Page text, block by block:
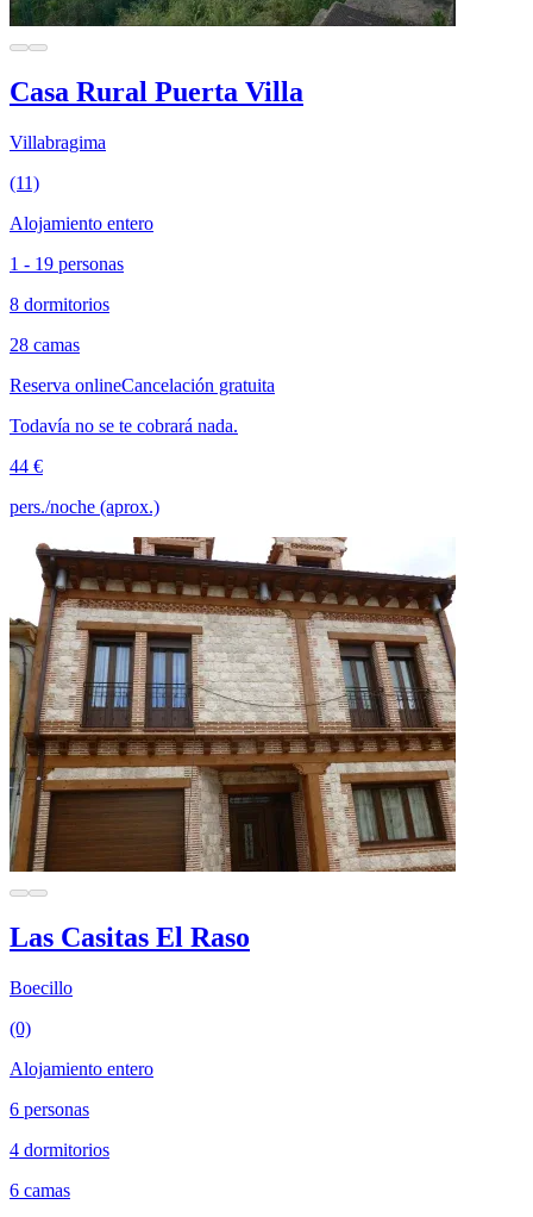
Casa Rural Puerta Villa
Villabragima
(11)
Alojamiento entero
1 - 19 personas
8 dormitorios
28 camas
Reserva onlineCancelación gratuita
Todavía no se te cobrará nada.
44 €
pers./noche (aprox.)
Las Casitas El Raso
Boecillo
(0)
Alojamiento entero
6 personas
4 dormitorios
6 camas